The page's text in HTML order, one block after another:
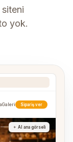
yok.
Galeri Sipariş ver
AI ana görseli